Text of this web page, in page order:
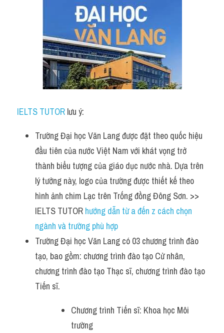
Speaking
Writing
Reading
IELTS TUTOR lưu ý:
Trường Đại học Văn Lang được đặt theo quốc hiệu
đầu tiên của nước Việt Nam với khát vọng trở
thành biểu tượng của giáo dục nước nhà. Dựa trên
lý tưởng này, logo của trường được thiết kế theo
hình ảnh chim Lạc trên Trống đồng Đông Sơn. >>
IELTS TUTOR hướng dẫn từ a đến z cách chọn
ngành và trường phù hợp
Trường Đại học Văn Lang có 03 chương trình đào
tạo, bao gồm: chương trình đào tạo Cử nhân,
chương trình đào tạo Thạc sĩ, chương trình đào tạo
Tiến sĩ.
Chương trình Tiến sĩ: Khoa học Môi
trường